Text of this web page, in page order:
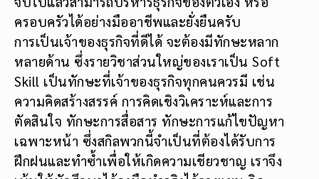
ตัดสินใจ ทักษะการสื่อสาร ทักษะการแก้ไขปัญหา
เฉพาะหน้า ซึ่งสกิลพวกนี้จำเป็นที่ต้องได้รับการ
ฝึกฝนและทำซ้ำเพื่อให้เกิดความเชียวชาญ เราจึง
เน้นให้นักศึกษาได้ลงมือทำจริงได้วางแผน คิด
วิเคราะห์และแก้ไขปัญหา เพื่อให้นักศึกษาได้เห็น
ภาพการทำงานในฐานะผู้ประกอบการได้อย่าง
ชัดเจน
สาขาบริหารธุรกิจนั้นค่อนข้างให้ความสำคัญกับเรื่อง
ภาษาอยู่แล้ว เนื่องจากการทำธุรกิจในปัจจุบันมีทั้ง